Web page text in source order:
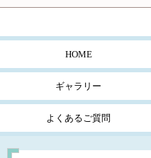
HOME
ギャラリー
よくあるご質問